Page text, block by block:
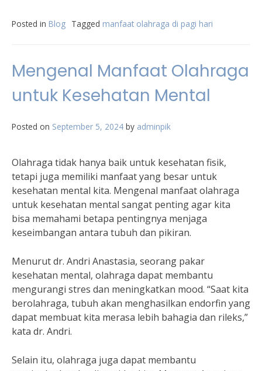
Posted in Blog Tagged manfaat olahraga di pagi hari
Mengenal Manfaat Olahraga
untuk Kesehatan Mental
Posted on September 5, 2024 by adminpik
Olahraga tidak hanya baik untuk kesehatan fisik,
tetapi juga memiliki manfaat yang besar untuk
kesehatan mental kita. Mengenal manfaat olahraga
untuk kesehatan mental sangat penting agar kita
bisa memahami betapa pentingnya menjaga
keseimbangan antara tubuh dan pikiran.
Menurut dr. Andri Anastasia, seorang pakar
kesehatan mental, olahraga dapat membantu
mengurangi stres dan meningkatkan mood. “Saat kita
berolahraga, tubuh akan menghasilkan endorfin yang
dapat membuat kita merasa lebih bahagia dan rileks,”
kata dr. Andri.
Selain itu, olahraga juga dapat membantu